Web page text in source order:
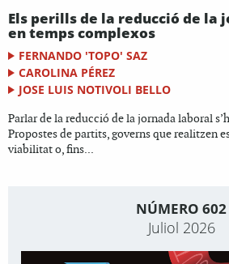
Els perills de la reducció de la
en temps complexos
FERNANDO 'TOPO' SAZ
CAROLINA PÉREZ
JOSE LUIS NOTIVOLI BELLO
Parlar de la reducció de la jornada laboral
Propostes de partits, governs que realitzen
viabilitat o, fins...
NÚMERO 602
Juliol 2026